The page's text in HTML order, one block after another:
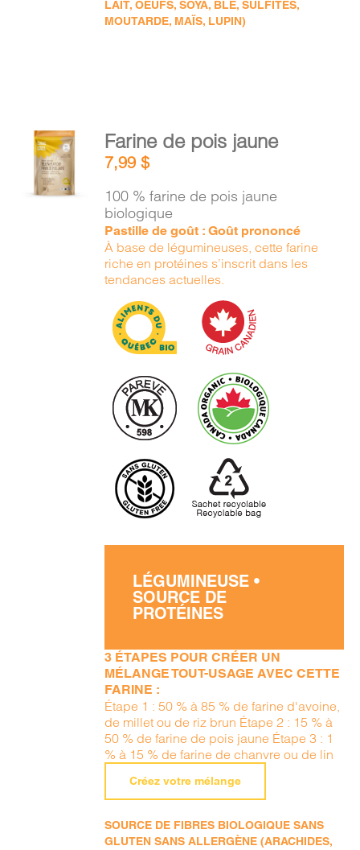
LAIT, OEUFS, SOYA, BLÉ, SULFITES,
MOUTARDE, MAÏS, LUPIN)
AJOUTER
AU
PANIER
/
Farine de pois jaune
7,99$
100 % farine de pois jaune
biologique
Pastille de goût : Goût prononcé
À base de légumineuses, cette farine
riche en protéines s’inscrit dans les
tendances actuelles.
LÉGUMINEUSE •
SOURCE DE
PROTÉINES
3 ÉTAPES POUR CRÉER UN
MÉLANGE TOUT-USAGE AVEC CETTE
FARINE :
Étape 1 : 50 % à 85 % de farine d'avoine,
de millet ou de riz brun Étape 2 : 15 % à
50 % de farine de pois jaune Étape 3 : 1
% à 15 % de farine de chanvre ou de lin
Créez votre mélange
SOURCE DE FIBRES BIOLOGIQUE SANS
GLUTEN SANS ALLERGÈNE (ARACHIDES,